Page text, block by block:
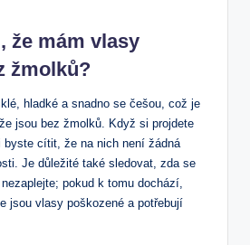
⁣že ‍mám vlasy
žmolků?
hladké a ‌snadno se češou, což je
jsou bez⁤ žmolků. Když ‍si projdete
byste cítit, že‌ na nich není⁤ žádná
Je důležité také⁣ sledovat, zda se
pokud k tomu dochází,⁢
jsou vlasy poškozené ‍a potřebují